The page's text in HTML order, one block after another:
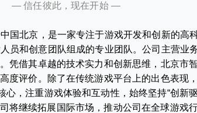
— 信任彼此，现在开始 —
国北京，是一家专注于游戏开发和创新的高
员和创意团队组成的专业团队。公司主营业
凭借其卓越的技术实力和创新思维，北京市
度评价。除了在传统游戏平台上的出色表现
，注重游戏体验和互动性，始终坚持“创新
将继续拓展国际市场，推动公司在全球游戏